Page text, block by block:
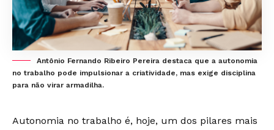
Antônio Fernando Ribeiro Pereira destaca que a autonomia
no trabalho pode impulsionar a criatividade, mas exige disciplina
para não virar armadilha.
Autonomia no trabalho é, hoje, um dos pilares mais